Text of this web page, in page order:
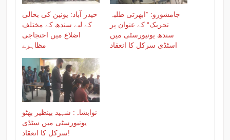
حیدر آباد: یونین کی بحالی
کے لیے سندھ کے مختلف
اضلاع میں احتجاجی
مظاہرے
جامشورو: ”ابھرتی طلبہ
تحریک“ کے عنوان پر
سندھ یونیورسٹی میں
اسٹڈی سرکل کا انعقاد
نوابشاہ: شہید بینظیر بھٹو
یونیورسٹی میں سٹڈی
سرکل کا انعقاد!